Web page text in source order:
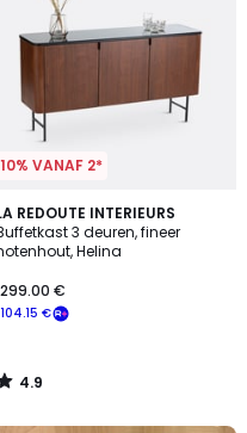
10% VANAF 2*
REDOUTE INTERIEURS
3 deuren, fineer
Helina
€
€
4.9
/ 5
4.9
/